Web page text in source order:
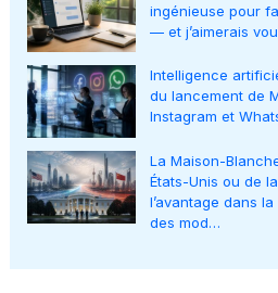
ingénieuse pour
— et j’aimerais
Intelligence
du lancement de
Instagram et
La Maison-
États-Unis ou de
l’avantage dans
des mod…